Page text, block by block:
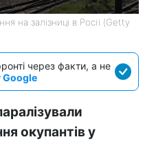
на залізниці в Росії (Getty
через факти, а не
Google
окупантів у